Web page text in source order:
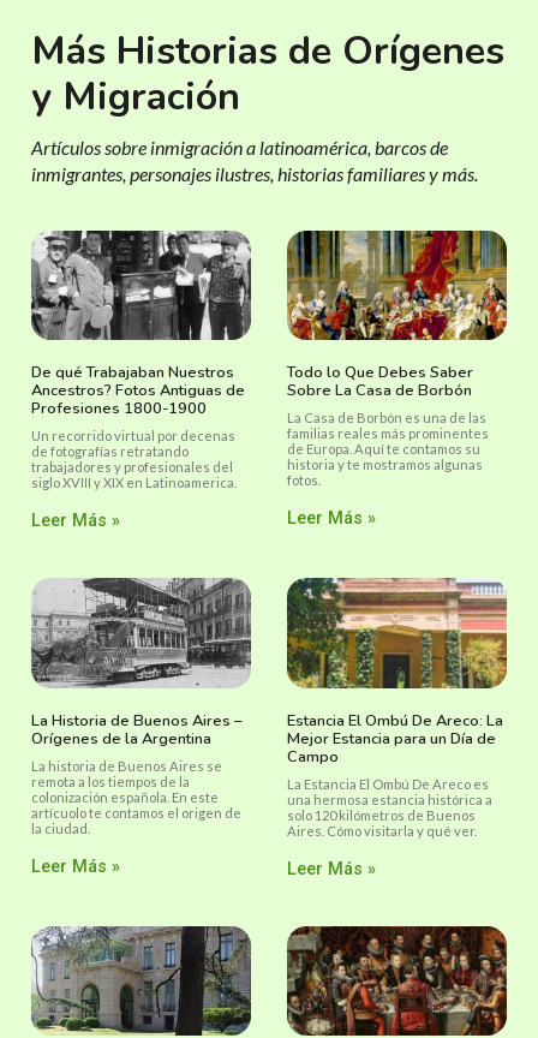
Más Historias de Orígenes
y Migración
Artículos sobre inmigración a latinoamérica, barcos de
inmigrantes, personajes ilustres, historias familiares y más.
De qué Trabajaban Nuestros
Ancestros? Fotos Antiguas de
Profesiones 1800-1900
Un recorrido virtual por decenas
de fotografías retratando
trabajadores y profesionales del
siglo XVIII y XIX en Latinoamerica.
Leer Más »
Todo lo Que Debes Saber
Sobre La Casa de Borbón
La Casa de Borbón es una de las
familias reales más prominentes
de Europa. Aquí te contamos su
historia y te mostramos algunas
fotos.
Leer Más »
La Historia de Buenos Aires –
Orígenes de la Argentina
La historia de Buenos Aires se
remota a los tiempos de la
colonización española. En este
artícuolo te contamos el origen de
la ciudad.
Leer Más »
Estancia El Ombú De Areco: La
Mejor Estancia para un Día de
Campo
La Estancia El Ombú De Areco es
una hermosa estancia histórica a
solo 120 kilómetros de Buenos
Aires. Cómo visitarla y qué ver.
Leer Más »